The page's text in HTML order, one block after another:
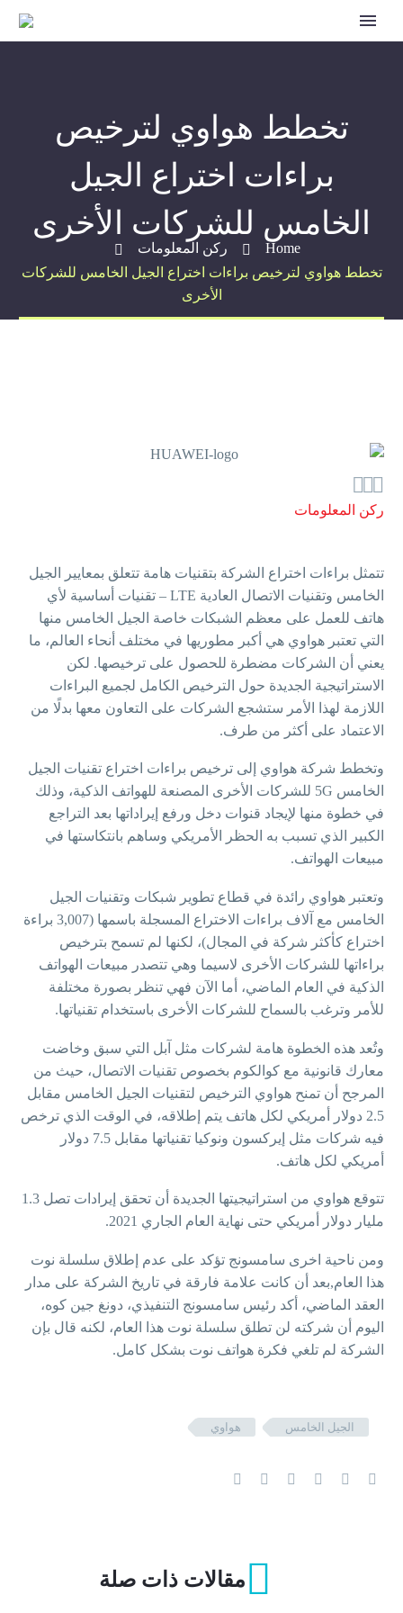
تخطط هواوي لترخيص
براءات اختراع الجيل
الخامس للشركات الأخرى
Home
ركن المعلومات
تخطط هواوي لترخيص براءات اختراع الجيل الخامس للشركات
الأخرى

ركن المعلومات
تتمثل براءات اختراع الشركة بتقنيات هامة تتعلق بمعايير الجيل
الخامس وتقنيات الاتصال العادية LTE – تقنيات أساسية لأي
هاتف للعمل على معظم الشبكات خاصة الجيل الخامس منها
التي تعتبر هواوي هي أكبر مطوريها في مختلف أنحاء العالم، ما
يعني أن الشركات مضطرة للحصول على ترخيصها. لكن
الاستراتيجية الجديدة حول الترخيص الكامل لجميع البراءات
اللازمة لهذا الأمر ستشجع الشركات على التعاون معها بدلًا من
الاعتماد على أكثر من طرف.
وتخطط شركة هواوي إلى ترخيص براءات اختراع تقنيات الجيل
الخامس 5G للشركات الأخرى المصنعة للهواتف الذكية، وذلك
في خطوة منها لإيجاد قنوات دخل ورفع إيراداتها بعد التراجع
الكبير الذي تسبب به الحظر الأمريكي وساهم بانتكاستها في
مبيعات الهواتف.
وتعتبر هواوي رائدة في قطاع تطوير شبكات وتقنيات الجيل
الخامس مع آلاف براءات الاختراع المسجلة باسمها (3,007 براءة
اختراع كأكثر شركة في المجال)، لكنها لم تسمح بترخيص
براءاتها للشركات الأخرى لاسيما وهي تتصدر مبيعات الهواتف
الذكية في العام الماضي، أما الآن فهي تنظر بصورة مختلفة
للأمر وترغب بالسماح للشركات الأخرى باستخدام تقنياتها.
وتُعد هذه الخطوة هامة لشركات مثل آبل التي سبق وخاضت
معارك قانونية مع كوالكوم بخصوص تقنيات الاتصال، حيث من
المرجح أن تمنح هواوي الترخيص لتقنيات الجيل الخامس مقابل
2.5 دولار أمريكي لكل هاتف يتم إطلاقه، في الوقت الذي ترخص
فيه شركات مثل إيركسون ونوكيا تقنياتها مقابل 7.5 دولار
أمريكي لكل هاتف.
تتوقع هواوي من استراتيجيتها الجديدة أن تحقق إيرادات تصل 1.3
مليار دولار أمريكي حتى نهاية العام الجاري 2021.
ومن ناحية اخرى سامسونج تؤكد على عدم إطلاق سلسلة نوت
هذا العام,بعد أن كانت علامة فارقة في تاريخ الشركة على مدار
العقد الماضي، أكد رئيس سامسونج التنفيذي، دونغ جين كوه،
اليوم أن شركته لن تطلق سلسلة نوت هذا العام، لكنه قال بإن
الشركة لم تلغي فكرة هواتف نوت بشكل كامل.
الجيل الخامس هواوي
مقالات ذات صلة